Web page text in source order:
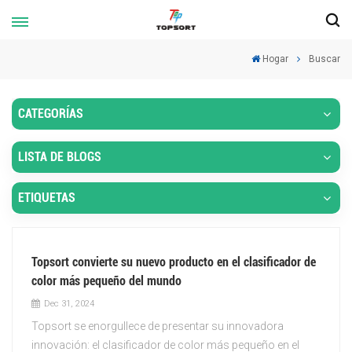
Hogar Buscar
CATEGORÍAS
LISTA DE BLOGS
ETIQUETAS
Topsort convierte su nuevo producto en el clasificador de
color más pequeño del mundo
Dec 31, 2024
Topsort se enorgullece de presentar su innovadora
innovación: el clasificador de color más pequeño en el